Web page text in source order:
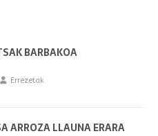
BARBAKOA
Errezetak
ARROZA LLAUNA ERARA